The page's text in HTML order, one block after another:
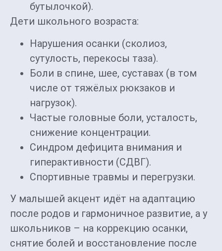
бутылочкой).
Дети школьного возраста:
Нарушения осанки (сколиоз,
сутулость, перекосы таза).
Боли в спине, шее, суставах (в том
числе от тяжёлых рюкзаков и
нагрузок).
Частые головные боли, усталость,
снижение концентрации.
Синдром дефицита внимания и
гиперактивности (СДВГ).
Спортивные травмы и перегрузки.
У малышей акцент идёт на адаптацию
после родов и гармоничное развитие, а у
школьников – на коррекцию осанки,
снятие болей и восстановление после